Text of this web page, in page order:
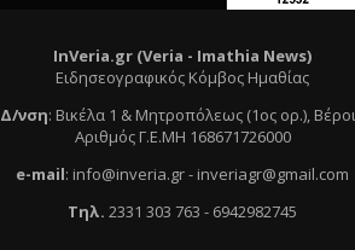
InVeria.gr (Veria - Ιmathia News)
Ειδησεογραφικός Κόμβος Ημαθίας
Δ/νση: Βικέλα 1 & Μητροπόλεως (1ος ορ.),
Αριθμός Γ.Ε.ΜΗ 168671726000
e-mail: info@inveria.gr- inveriagr@gmail.com
Τηλ. 2331 303 763 - 6942982745